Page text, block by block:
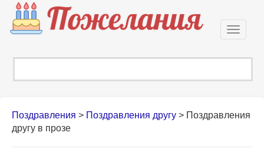
Поздравления > Поздравления другу > Поздравления
другу в прозе